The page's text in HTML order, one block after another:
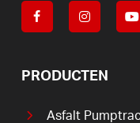
PRODUCTEN
Asfalt